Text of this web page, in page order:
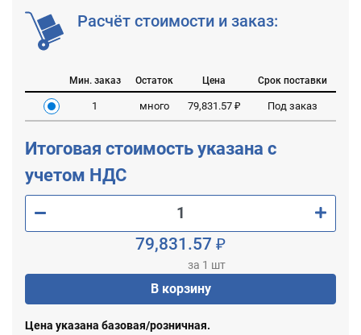
Расчёт стоимости и заказ:
Мин. заказ Остаток Цена Срок поставки
1 много 79,831.57 ₽ Под заказ
Итоговая стоимость указана с
учетом НДС
79,831.57 ₽
за 1 шт
В корзину
Цена указана базовая/розничная.